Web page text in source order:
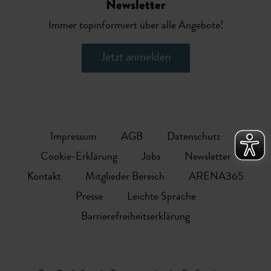
Newsletter
Immer topinformiert über alle Angebote!
Jetzt anmelden
Impressum AGB
Datenschutz
Cookie-Erklärung
Jobs
Newsletter
Kontakt
Mitglieder Bereich
ARENA365
Presse
Leichte Sprache
Barrierefreiheitserklärung